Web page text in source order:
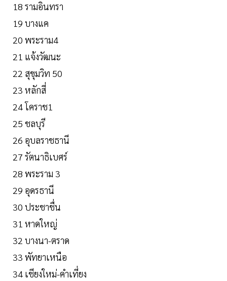
18 รามอินทรา
19 บางแค
20 พระราม4
21 แจ้งวัฒนะ
22 สุขุมวิท 50
23 หลักสี่
24 โคราช1
25 ชลบุรี
26 อุบลราชธานี
27 รัตนาธิเบศร์
28 พระราม 3
29 อุดรธานี
30 ประชาชื่น
31 หาดใหญ่
32 บางนา-ตราด
33 พัทยาเหนือ
34 เชียงใหม่-คำเที่ยง